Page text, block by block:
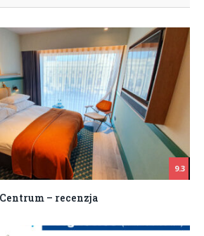
9.3
– recenzja